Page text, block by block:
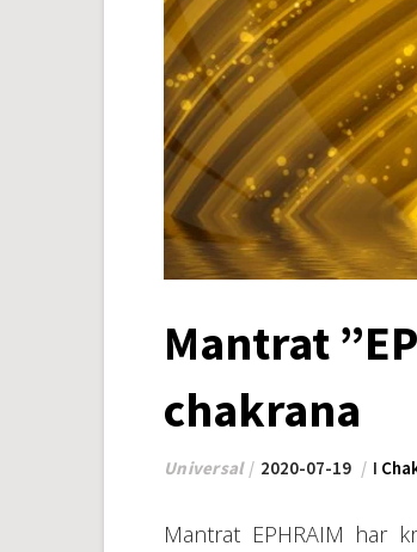
Mantrat
chakrana
Universal 2020-07-19 I
Mantrat EPHRAIM har